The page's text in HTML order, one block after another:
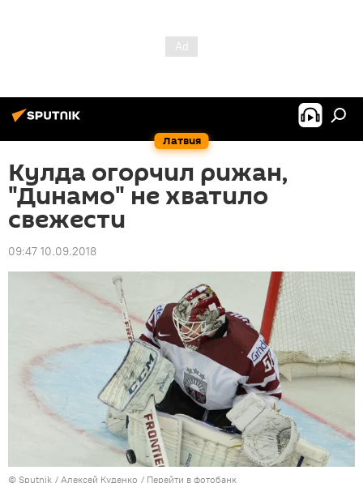
Латвия
Кулда огорчил рижан,
"Динамо" не хватило
свежести
09:47 10.09.2018
© Sputnik / Алексей Куденко / Перейти в фотобанк